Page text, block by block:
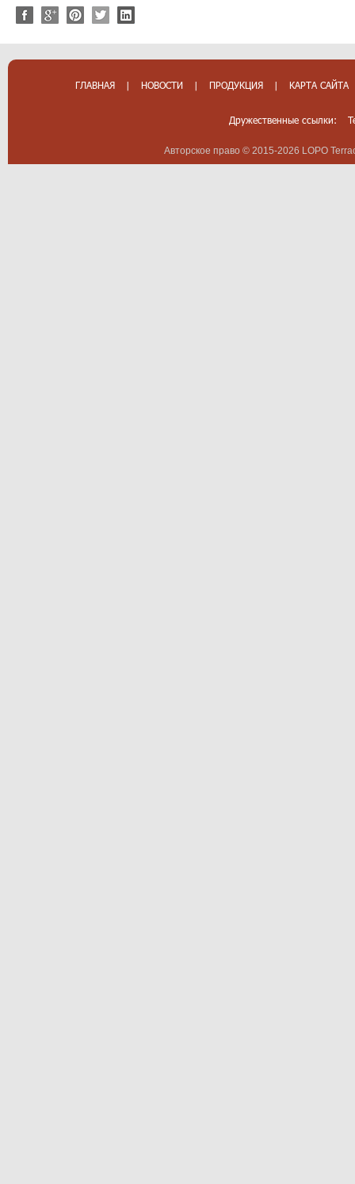
ГЛАВНАЯ | НОВОСТИ | ПРОДУКЦИЯ | КАРТА САЙТА
Дружественные ссылки:
Авторское право © 2015-2026 LOPO